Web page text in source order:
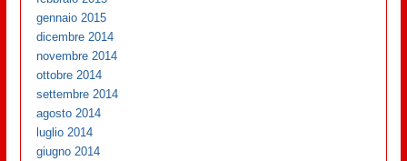
gennaio 2015
dicembre 2014
novembre 2014
ottobre 2014
settembre 2014
agosto 2014
luglio 2014
giugno 2014